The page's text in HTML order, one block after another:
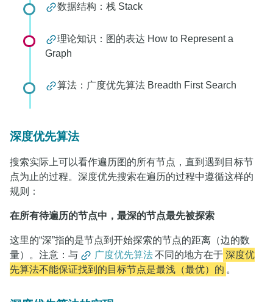
数据结构：栈 Stack
理论知识：图的表达 How to Represent a
Graph
算法：广度优先算法 Breadth First Search
深度优先算法
搜索实际上可以看作遍历图的所有节点，直到遇到目标节
点为止的过程。深度优先搜索在遍历的过程中遵循这样的
规则：
在所有待遍历的节点中，最深的节点最先被探索
这里的“深”指的是节点到开始探索的节点的距离（边的数
量）。注意：与
广度优先算法不同的地方在于 深度优
先算法不能保证找到的目标节点是最浅（最优）的 。